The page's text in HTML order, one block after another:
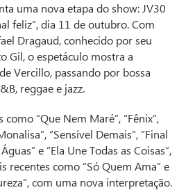
uma nova etapa do show: JV30
feliz”, dia 11 de outubro. Com
Dragaud, conhecido por seu
Gil, o espetáculo mostra a
Vercillo, passando por bossa
reggae e jazz.
“Que Nem Maré”, “Fênix”,
“Sensível Demais”, “Final
e “Ela Une Todas as Coisas”,
recentes como “Só Quem Ama” e
com uma nova interpretação.